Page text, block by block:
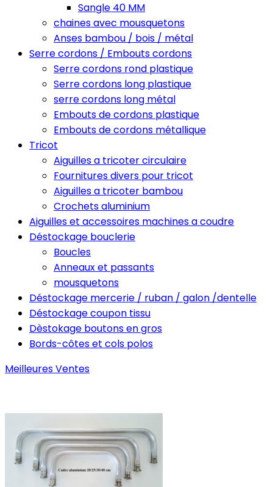
Sangle 40 MM
chaines avec mousquetons
Anses bambou / bois / métal
Serre cordons / Embouts cordons
Serre cordons rond plastique
Serre cordons long plastique
serre cordons long métal
Embouts de cordons plastique
Embouts de cordons métallique
Tricot
Aiguilles a tricoter circulaire
Fournitures divers pour tricot
Aiguilles a tricoter bambou
Crochets aluminium
Aiguilles et accessoires machines a coudre
Déstockage bouclerie
Boucles
Anneaux et passants
mousquetons
Déstockage mercerie / ruban / galon /dentelle
Déstockage coupon tissu
Dèstokage boutons en gros
Bords-côtes et cols polos
Meilleures Ventes